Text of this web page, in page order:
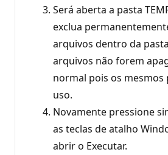
Será aberta a pasta
exclua
arquivos dentro da
arquivos não forem
normal pois os mesmos
uso.
Novamente pressione
as teclas de atalho
abrir o Executar.